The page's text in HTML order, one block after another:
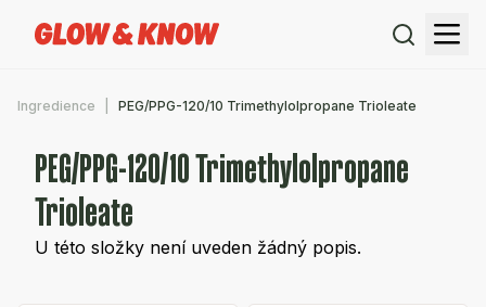
Ingredience PEG/PPG-120/10 Trimethylolpropane Trioleate
PEG/PPG-120/10 Trimethylolpropane
Trioleate
U této složky není uveden žádný popis.